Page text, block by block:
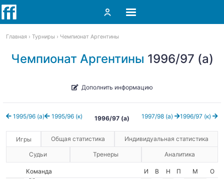
Главная Турниры Чемпионат Аргентины
Чемпионат Аргентины 1996/97 (а)
Дополнить информацию
1995/96 (а) 1995/96 (к) 1997/98 (а) 1996/97 (к)
1996/97 (а)
Игры Общая статистика Индивидуальная статистика
Судьи Тренеры Аналитика
Команда И В Н П М
О